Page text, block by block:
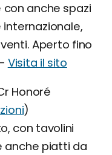
anche spazi
Aperto fino
Visita il sito
Honoré
)
con tavolini
anche piatti da